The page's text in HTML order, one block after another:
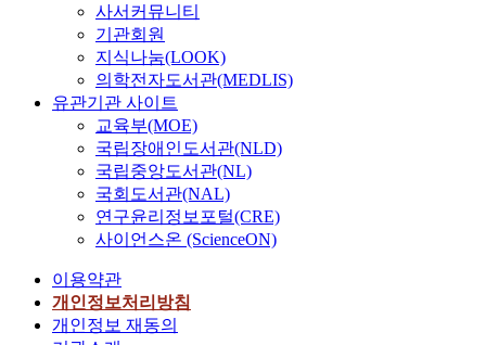
사서커뮤니티
기관회원
지식나눔(LOOK)
의학전자도서관(MEDLIS)
유관기관 사이트
교육부(MOE)
국립장애인도서관(NLD)
국립중앙도서관(NL)
국회도서관(NAL)
연구윤리정보포털(CRE)
사이언스온 (ScienceON)
이용약관
개인정보처리방침
개인정보 재동의